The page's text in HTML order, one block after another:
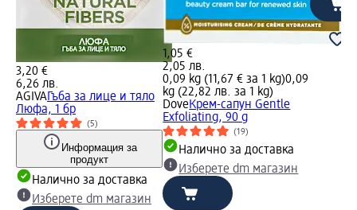
3,20 €
6,26 лв.
AGIVA Гъба за лице и тяло
Люфа, 1 бр
(5)
Информация за
продукт
Налично за доставка
Изберете dm магазин
1,05 €
2,05 лв.
0,09 kg (11,67 € за 1 kg)0,09
kg (22,82 лв. за 1 kg)
DoveКрем-сапун Gentle
Еxfoliating, 90 g
(19)
Налично за доставка
Изберете dm магазин